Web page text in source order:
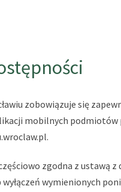
zobowiązuje się
mobilnych podmiotów
.
zgodna z ustawą
wymienionych